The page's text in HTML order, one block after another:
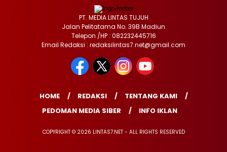
PT. MEDIA LINTAS TUJUH
Jalan Pelitatama No. 39B Madiun
Telepon /HP : 082232445716
Email Redaksi : redaksilintas7.net@gmail.com
HOME REDAKSI
TENTANG KAMI
PEDOMAN MEDIA SIBER
INFO IKLAN
COPYRIGHT © 2026 LINTAS7.NET - ALL RIGHTS RESERVED